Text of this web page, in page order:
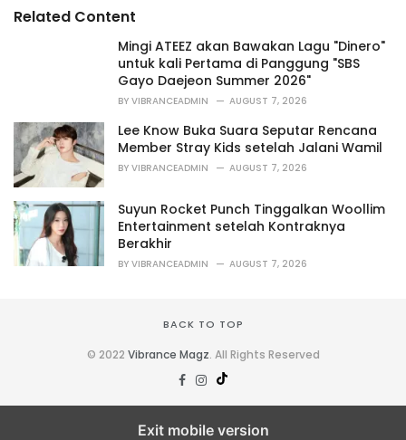
r
:Related Content
Mingi ATEEZ akan Bawakan Lagu "Dinero"
untuk kali Pertama di Panggung "SBS
Gayo Daejeon Summer 2026"
BY VIBRANCEADMIN AUGUST 7, 2026
Lee Know Buka Suara Seputar Rencana
Member Stray Kids setelah Jalani Wamil
BY VIBRANCEADMIN AUGUST 7, 2026
Suyun Rocket Punch Tinggalkan Woollim
Entertainment setelah Kontraknya
Berakhir
BY VIBRANCEADMIN AUGUST 7, 2026
BACK TO TOP
© 2022 Vibrance Magz. All Rights Reserved
Exit mobile version